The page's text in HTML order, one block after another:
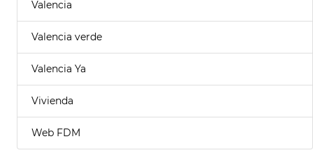
Valencia
Valencia verde
Valencia Ya
Vivienda
Web FDM